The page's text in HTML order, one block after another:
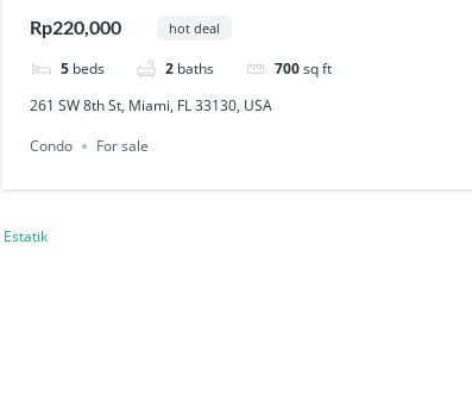
Rp220,000 hot deal
5 beds 2 baths 700sq ft
261 SW 8th St, Miami, FL 33130, USA
Condo For sale
Estatik